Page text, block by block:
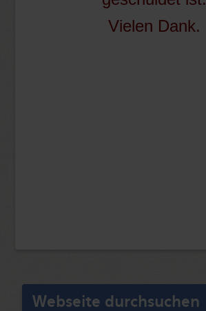
Vielen Dank.
Webseite durchsuchen